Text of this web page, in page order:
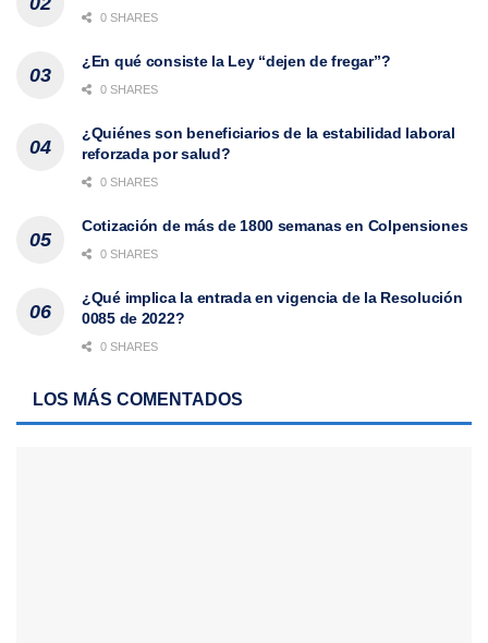
0 SHARES
¿En qué consiste la Ley “dejen de fregar”?
0 SHARES
¿Quiénes son beneficiarios de la estabilidad laboral
reforzada por salud?
0 SHARES
Cotización de más de 1800 semanas en Colpensiones
0 SHARES
¿Qué implica la entrada en vigencia de la Resolución
0085 de 2022?
0 SHARES
LOS MÁS COMENTADOS